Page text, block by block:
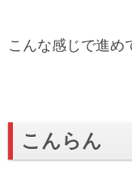
こんな感じで進め
こんらん